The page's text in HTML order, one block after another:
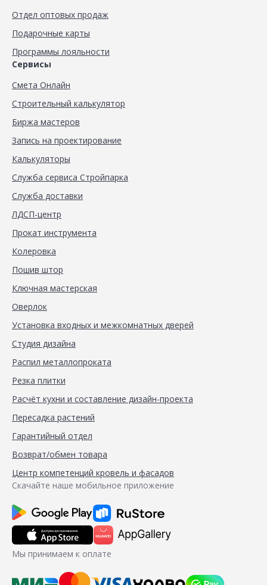
Отдел оптовых продаж
Подарочные карты
Программы лояльности
Сервисы
Смета Онлайн
Строительный калькулятор
Биржа мастеров
Запись на проектирование
Калькуляторы
Служба сервиса Стройпарка
Служба доставки
ЛДСП-центр
Прокат инструмента
Колеровка
Пошив штор
Ключная мастерская
Оверлок
Установка входных и межкомнатных дверей
Студия дизайна
Распил металлопроката
Резка плитки
Расчёт кухни и составление дизайн-проекта
Пересадка растений
Гарантийный отдел
Возврат/обмен товара
Центр компетенций кровель и фасадов
Скачайте наше мобильное приложение
Мы принимаем к оплате